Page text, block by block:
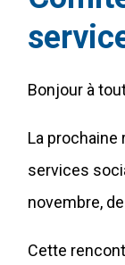
Bonjour à
La
services
novembre,
Cette